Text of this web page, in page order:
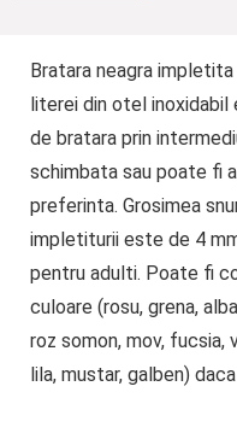
Bratara neagra impletita
literei din otel
de bratara prin
schimbata sau poate fi
preferinta. Grosimea
impletiturii este de 4
pentru adulti. Poate fi
culoare (rosu, grena,
roz somon, mov, fucsia,
lila, mustar, galben)